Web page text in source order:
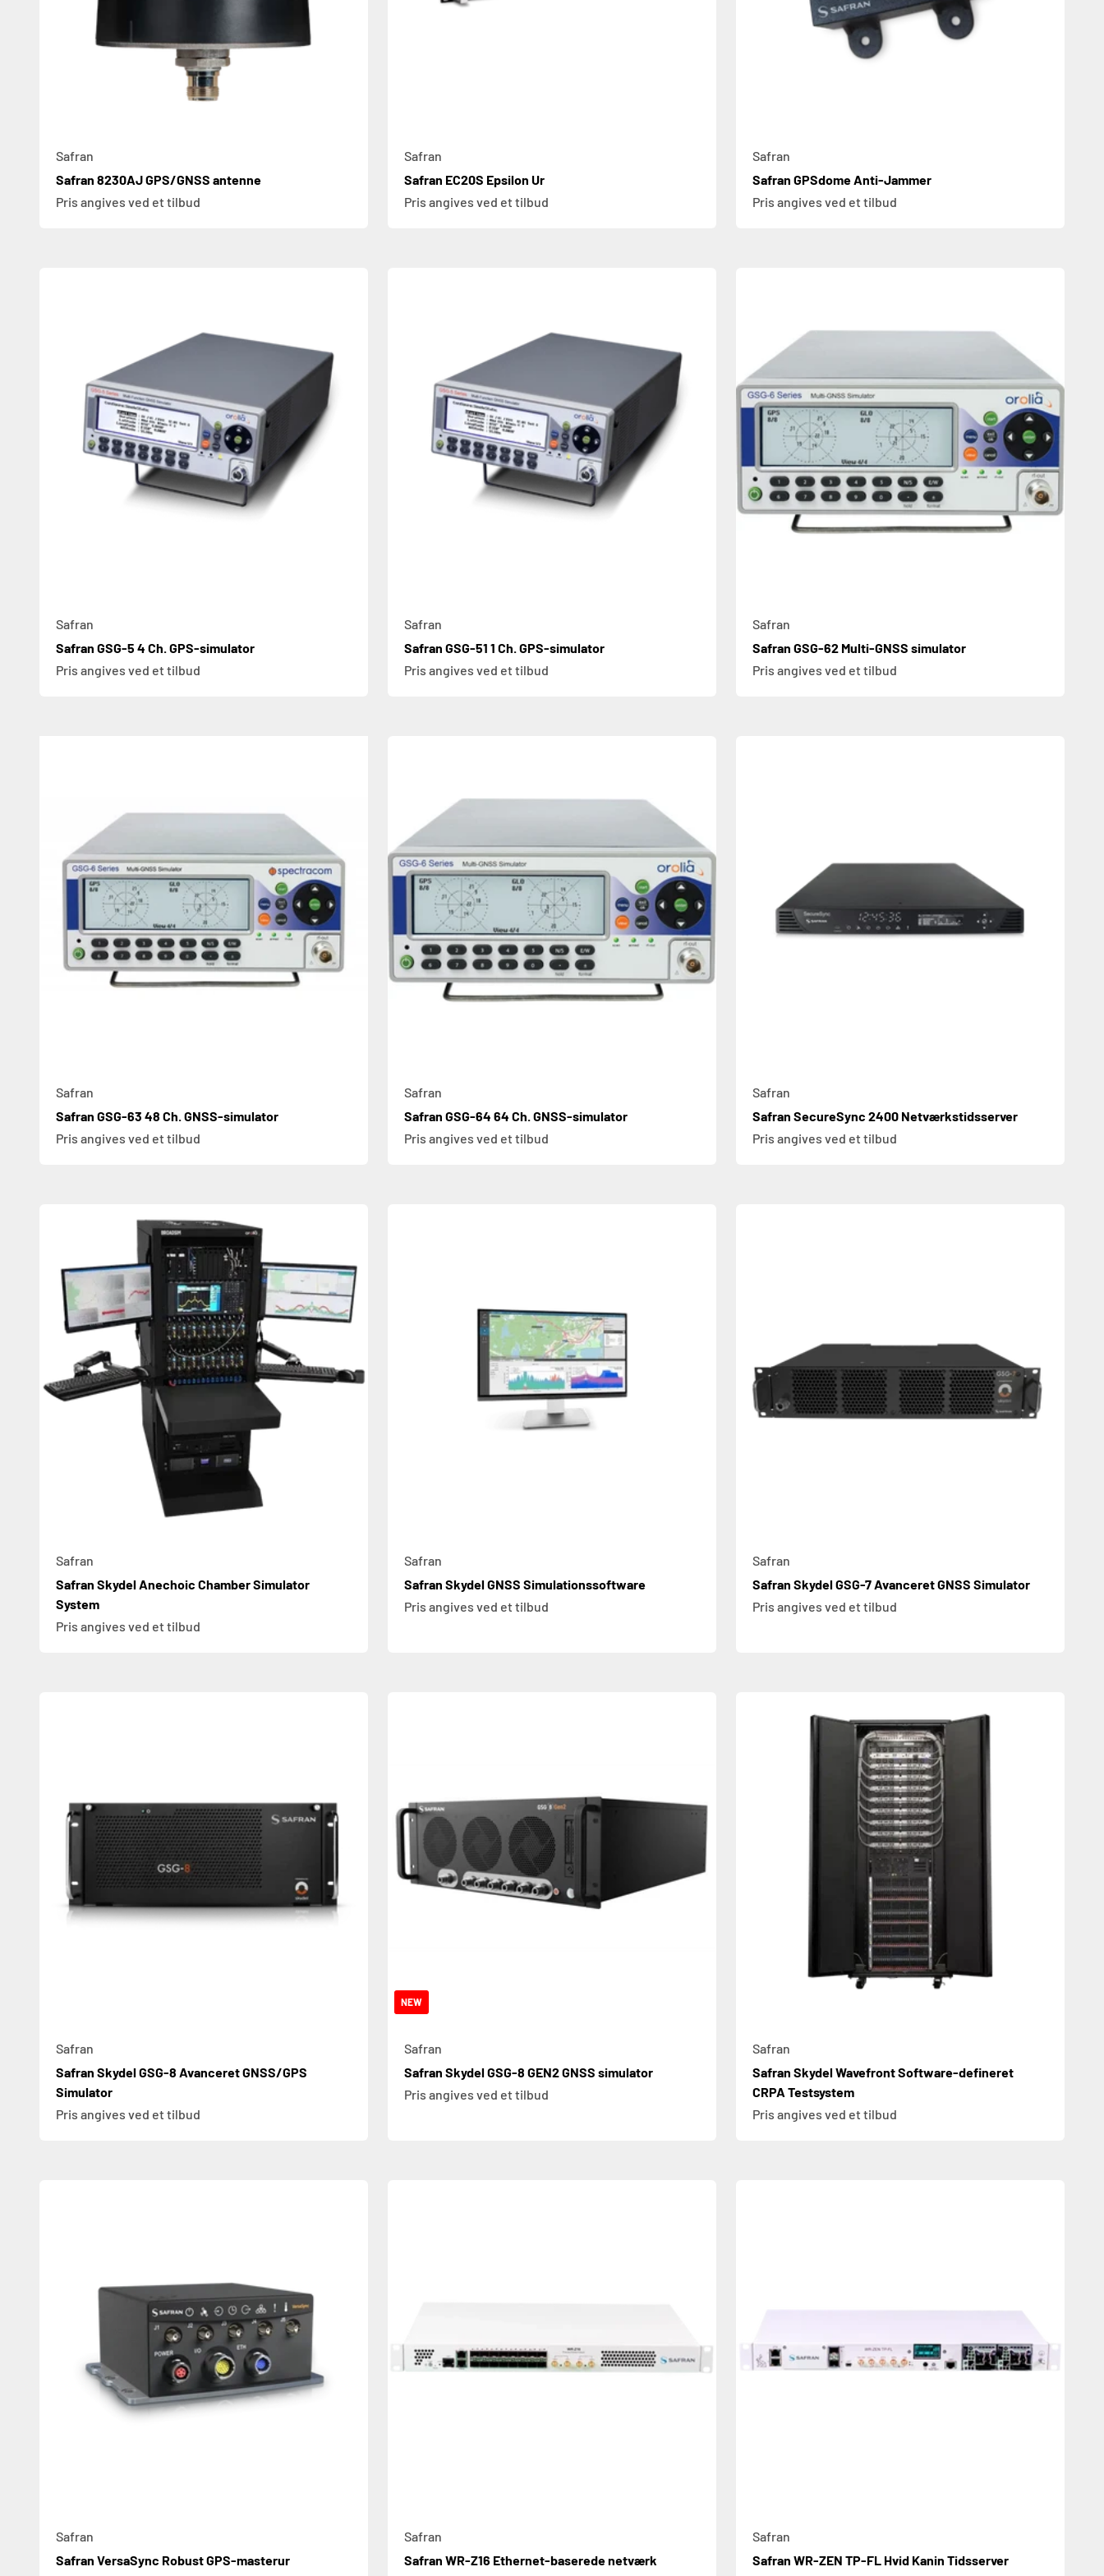
Safran
Safran 8230AJ GPS/GNSS antenne
Pris angives ved et tilbud
Safran
Safran EC20S Epsilon Ur
Pris angives ved et tilbud
Safran
Safran GPSdome Anti-Jammer
Pris angives ved et tilbud
Safran
Safran GSG-5 4 Ch. GPS-simulator
Pris angives ved et tilbud
Safran
Safran GSG-51 1 Ch. GPS-simulator
Pris angives ved et tilbud
Safran
Safran GSG-62 Multi-GNSS simulator
Pris angives ved et tilbud
Safran
Safran GSG-63 48 Ch. GNSS-simulator
Pris angives ved et tilbud
Safran
Safran GSG-64 64 Ch. GNSS-simulator
Pris angives ved et tilbud
Safran
Safran SecureSync 2400 Netværkstidsserver
Pris angives ved et tilbud
Safran
Safran Skydel Anechoic Chamber Simulator
System
Pris angives ved et tilbud
Safran
Safran Skydel GNSS Simulationssoftware
Pris angives ved et tilbud
Safran
Safran Skydel GSG-7 Avanceret GNSS Simulator
Pris angives ved et tilbud
Safran
Safran Skydel GSG-8 Avanceret GNSS/GPS
Simulator
Pris angives ved et tilbud
NEW
Safran
Safran Skydel GSG-8 GEN2 GNSS simulator
Pris angives ved et tilbud
Safran
Safran Skydel Wavefront Software-defineret
CRPA Testsystem
Pris angives ved et tilbud
Safran
Safran VersaSync Robust GPS-masterur
Safran
Safran WR-Z16 Ethernet-baserede netværk
Safran
Safran WR-ZEN TP-FL Hvid Kanin Tidsserver